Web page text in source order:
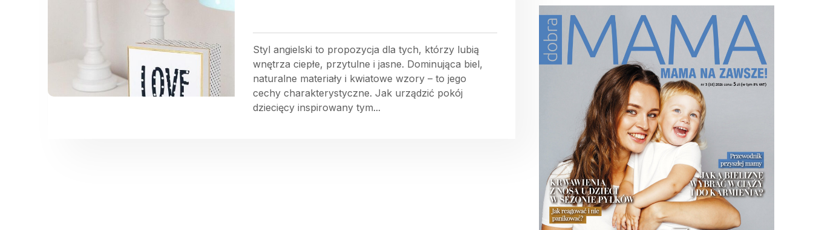
Styl angielski to propozycja dla tych, którzy lubią
wnętrza ciepłe, przytulne i jasne. Dominująca biel,
naturalne materiały i kwiatowe wzory – to jego
cechy charakterystyczne. Jak urządzić pokój
dziecięcy inspirowany tym...